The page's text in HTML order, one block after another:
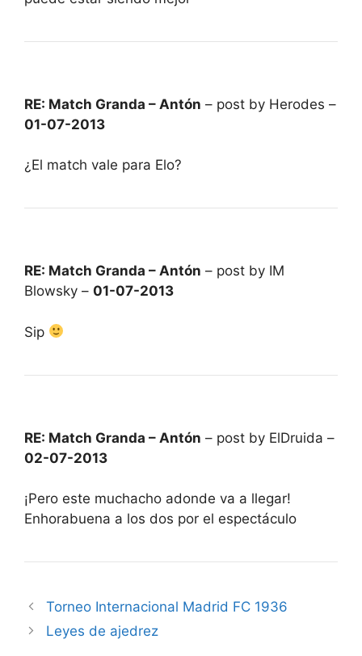
RE: Match Granda – Antón – post by Herodes –
01-07-2013
¿El match vale para Elo?
RE: Match Granda – Antón – post by IM
Blowsky – 01-07-2013
Sip
RE: Match Granda – Antón – post by ElDruida –
02-07-2013
¡Pero este muchacho adonde va a llegar!
Enhorabuena a los dos por el espectáculo
Torneo Internacional Madrid FC 1936
Leyes de ajedrez